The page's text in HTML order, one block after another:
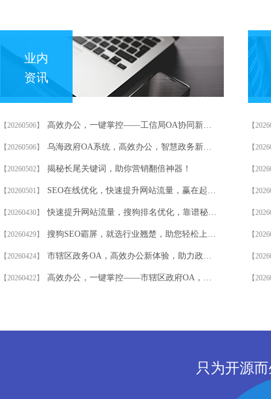
业内
资讯
【20260506】 高效办公，一键掌控——工信局OA协同新体验！
【20260506】 乌海政府OA系统，高效办公，智慧政务新体验！
【20260502】 揭秘长尾关键词，助你营销翻倍神器！
【20260501】 SEO在线优化，快速提升网站流量，赢在起跑线！
【20260430】 快速提升网站流量，搜狗排名优化，靠谱秘籍大公开！
【20260429】 搜狗SEO霸屏，就选行业翘楚，助您轻松上位！
【20260424】 市辖区政务OA，高效办公新体验，助力政府效能飞跃！
【20260422】 高效办公，一键掌控——市辖区政府OA，智慧政务新体验！
【
【
【
【
【
【
【
【
只为开源